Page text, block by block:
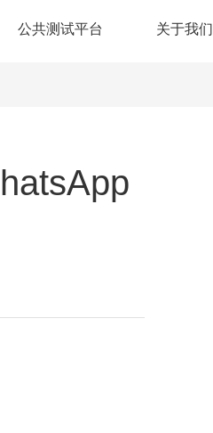
公共测试平台 关于我们